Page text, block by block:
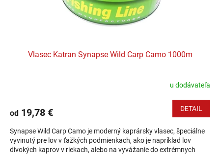
Vlasec Katran Synapse Wild Carp Camo 1000m
u dodávateľa
od 19,78 € DETAIL
Synapse Wild Carp Camo je moderný kaprársky vlasec, špeciálne
vyvinutý pre lov v ťažkých podmienkach, ako je napríklad lov
divokých kaprov v riekach, alebo na vyvážanie do extrémnych